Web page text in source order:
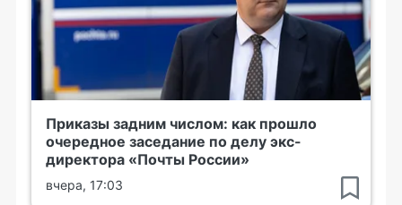
Приказы задним числом: как прошло
очередное заседание по делу экс-
директора «Почты России»
вчера, 17:03